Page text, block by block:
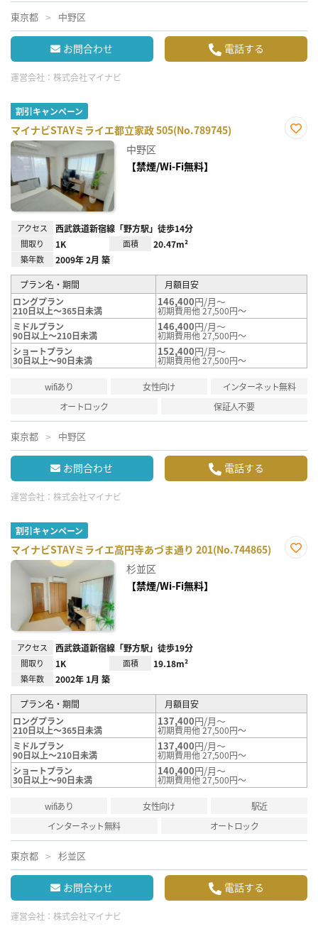
東京都 中野区
お問合わせ 電話する
運営会社： 株式会社マイナビ
割引キャンペーン
マイナビSTAYミライエ都立家政 505(No.789745)
中野区
【禁煙/Wi-Fi無料】
アクセス 西武鉄道新宿線「野方駅」徒歩14分
間取り 1K 面積 20.47m²
築年数 2009年 2月 築
プラン名・期間
月額目安
ロングプラン
210日以上～365日未満
146,400円/月～
初期費用他 27,500円～
ミドルプラン
90日以上～210日未満
146,400円/月～
初期費用他 27,500円～
ショートプラン
30日以上～90日未満
152,400円/月～
初期費用他 27,500円～
wifiあり 女性向け
インターネット無料
オートロック
保証人不要
東京都 中野区
お問合わせ 電話する
運営会社： 株式会社マイナビ
割引キャンペーン
マイナビSTAYミライエ高円寺あづま通り 201(No.744865)
杉並区
【禁煙/Wi-Fi無料】
アクセス 西武鉄道新宿線「野方駅」徒歩19分
間取り 1K 面積 19.18m²
築年数 2002年 1月 築
プラン名・期間
月額目安
ロングプラン
210日以上～365日未満
137,400円/月～
初期費用他 27,500円～
ミドルプラン
90日以上～210日未満
137,400円/月～
初期費用他 27,500円～
ショートプラン
30日以上～90日未満
140,400円/月～
初期費用他 27,500円～
wifiあり 女性向け
駅近
インターネット無料
オートロック
東京都 杉並区
お問合わせ 電話する
運営会社： 株式会社マイナビ